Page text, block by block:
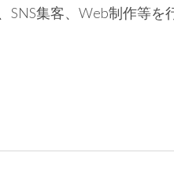
SNS集客、Web制作等を